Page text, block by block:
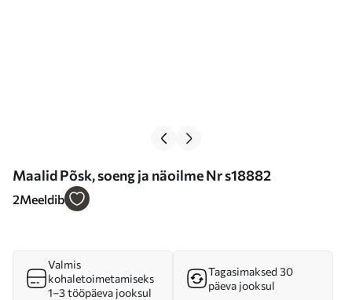
Maalid Põsk, soeng ja näoilme Nr s18882
2Meeldib
Valmis
kohaletoimetamiseks
1–3 tööpäeva jooksul
Tagasimaksed 30
päeva jooksul